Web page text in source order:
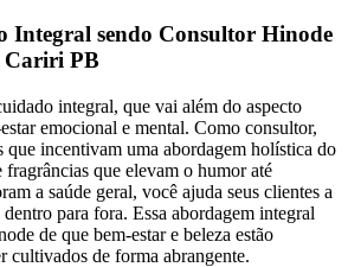
Integral sendo Consultor Hinode
Cariri PB
integral, que vai além do aspecto
emocional e mental. Como consultor,
que incentivam uma abordagem holística do
fragrâncias que elevam o humor até
a saúde geral, você ajuda seus clientes a
para fora. Essa abordagem integral
de que bem-estar e beleza estão
cultivados de forma abrangente.